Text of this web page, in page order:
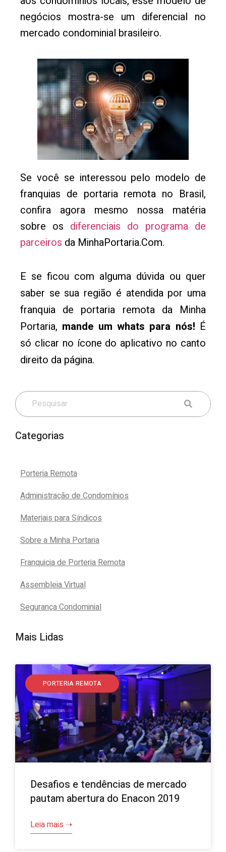
negócios mostra-se um diferencial no
mercado condominial brasileiro.
Se você se interessou pelo modelo de
franquias de portaria remota no Brasil,
confira agora mesmo nossa matéria
sobre os diferenciais do programa de
parceiros da MinhaPortaria.Com.
E se ficou com alguma dúvida ou quer
saber se sua região é atendida por uma
franquia de portaria remota da Minha
Portaria, mande um whats para nós! É
só clicar no ícone do aplicativo no canto
direito da página.
Categorias
Porteria Remota
Administração de Condomínios
Materiais para Síndicos
Sobre a Minha Portaria
Franquicia de Porteria Remota
Assembleia Virtual
Segurança Condominial
Mais Lidas
PORTERIA REMOTA
Desafios e tendências de mercado
pautam abertura do Enacon 2019
Leia mais ➝